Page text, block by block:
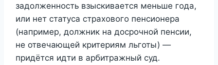
задолженность взыскивается меньше года,
или нет статуса страхового пенсионера
(например, должник на досрочной пенсии,
не отвечающей критериям льготы) —
придётся идти в арбитражный суд.